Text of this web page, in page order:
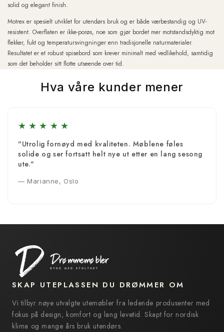
solid og elegant finish.
Motrex er spesielt utviklet for utendørs bruk og er både værbestandig og UV-
resistent. Overflaten er ikke-porøs, noe som gjør bordet mer motstandsdyktig mot
flekker, fukt og temperatursvingninger enn tradisjonelle naturmaterialer.
Resultatet er et robust spisebord som krever minimalt med vedlikehold, samtidig
som det beholder sitt flotte utseende over tid.
Hva våre kunder mener
★ ★ ★ ★ ★
"Utrolig fornøyd med kvaliteten. Møblene føles
solide og ser fortsatt helt nye ut etter en lang sesong
ute."
— Marianne, Oslo
SKAP UTEPLASSEN DU DRØMMER OM
Vi tilbyr nøye utvalgte utemøbler fra ledende produsenter med
fokus på design, komfort og lang levetid. Skapt for nordisk
klima og mange års bruk utendørs.